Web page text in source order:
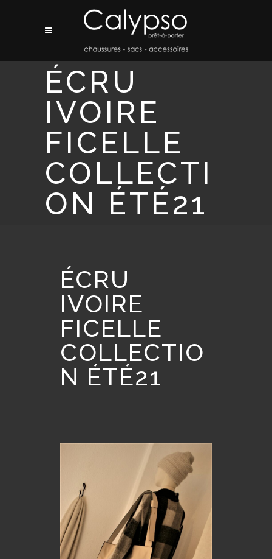
ÉCRU
IVOIRE
FICELLE
COLLECTI
ON ÉTÉ21
ÉCRU
IVOIRE
FICELLE
COLLECTIO
N ÉTÉ21